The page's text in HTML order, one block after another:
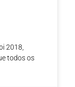
2018,
todos os